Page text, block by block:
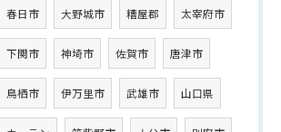
春日市 大野城市 糟屋郡 太宰府市
下関市 神埼市 佐賀市 唐津市
鳥栖市 伊万里市 武雄市 山口県